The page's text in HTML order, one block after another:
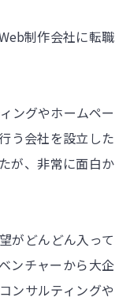
制作会社に転職
ングやホームペー
う会社を設立した
が、非常に面白か
がどんどん入って
ンチャーから大企
ンサルティングや